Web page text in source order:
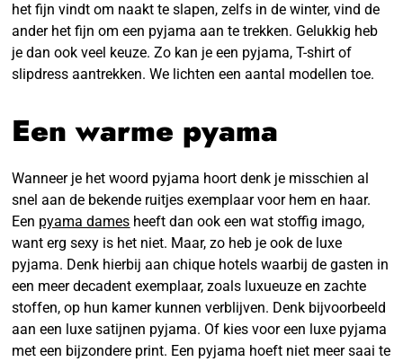
het fijn vindt om naakt te slapen, zelfs in de winter, vind de
ander het fijn om een pyjama aan te trekken. Gelukkig heb
je dan ook veel keuze. Zo kan je een pyjama, T-shirt of
slipdress aantrekken. We lichten een aantal modellen toe.
Een warme pyama
Wanneer je het woord pyjama hoort denk je misschien al
snel aan de bekende ruitjes exemplaar voor hem en haar.
Een pyama dames heeft dan ook een wat stoffig imago,
want erg sexy is het niet. Maar, zo heb je ook de luxe
pyjama. Denk hierbij aan chique hotels waarbij de gasten in
een meer decadent exemplaar, zoals luxueuze en zachte
stoffen, op hun kamer kunnen verblijven. Denk bijvoorbeeld
aan een luxe satijnen pyjama. Of kies voor een luxe pyjama
met een bijzondere print. Een pyjama hoeft niet meer saai te